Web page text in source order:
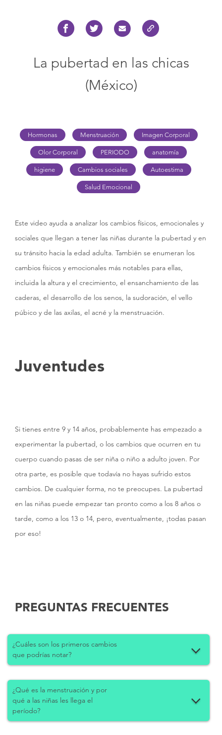
La pubertad en las chicas
(México)
Hormonas Menstruación Imagen Corporal
Olor Corporal PERIODO anatomía
higiene Cambios sociales Autoestima
Salud Emocional
Este video ayuda a analizar los cambios físicos, emocionales y
sociales que llegan a tener las niñas durante la pubertad y en
su tránsito hacia la edad adulta. También se enumeran los
cambios físicos y emocionales más notables para ellas,
incluida la altura y el crecimiento, el ensanchamiento de las
caderas, el desarrollo de los senos, la sudoración, el vello
púbico y de las axilas, el acné y la menstruación.
Juventudes
Si tienes entre 9 y 14 años, probablemente has empezado a
experimentar la pubertad, o los cambios que ocurren en tu
cuerpo cuando pasas de ser niña o niño a adulto joven. Por
otra parte, es posible que todavía no hayas sufrido estos
cambios. De cualquier forma, no te preocupes. La pubertad
en las niñas puede empezar tan pronto como a los 8 años o
tarde, como a los 13 o 14, pero, eventualmente, ¡todas pasan
por eso!
PREGUNTAS FRECUENTES
¿Cuáles son los primeros cambios
que podrías notar?
¿Qué es la menstruación y por
qué a las niñas les llega el
período?